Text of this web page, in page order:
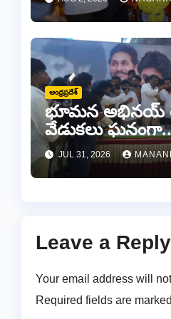
ఆంధ్రప్రదేశ్
భూమన అభినయ్
వేడుకలు ఘనంగా..
JUL 31, 2026
Leave a Reply
Your email address will
Required fields are marked